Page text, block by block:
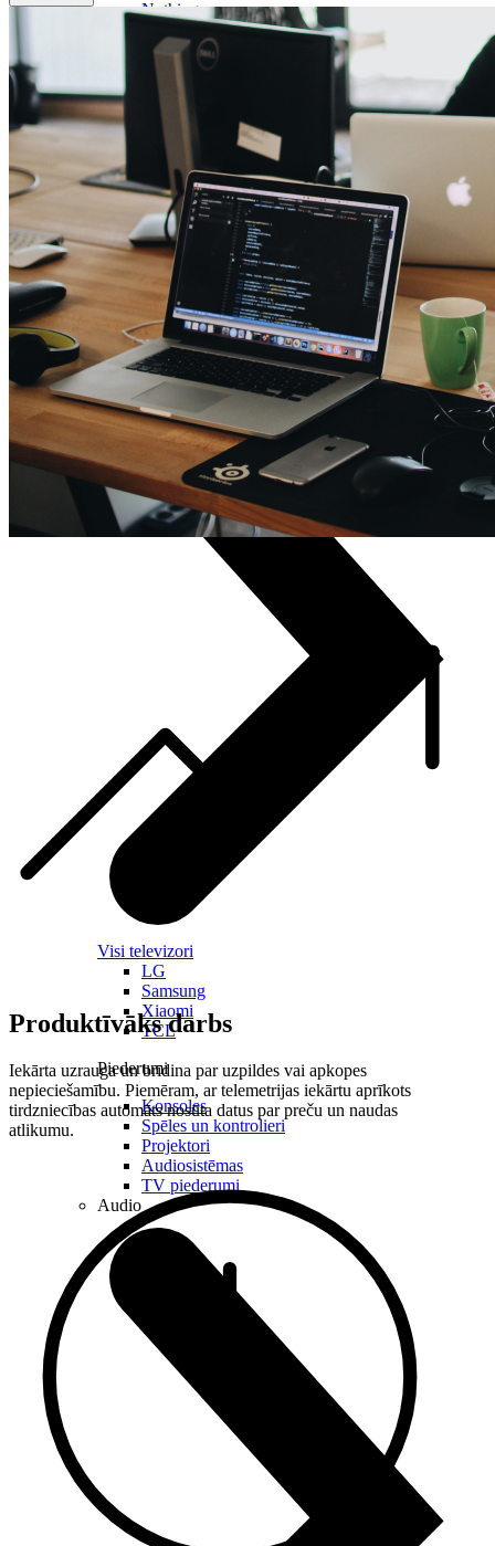
Nothing
Nokia
Doro
Piederumi
Vāciņi un maciņi
Aizsargstikli
Lādētāji un adapteri
Power banks
Austiņas
Brīvroku sistēmas
Irbuļi
Atmiņas kartes
Telefonu turētaji
Stabilizatori
Televizori
Visi televizori
LG
Samsung
Xiaomi
TCL
Piederumi
Konsoles
Spēles un kontrolieri
Projektori
Audiosistēmas
TV piederumi
Audio
Produktīvāks darbs
Iekārta uzrauga un brīdina par uzpildes vai apkopes
nepieciešamību. Piemēram, ar telemetrijas iekārtu aprīkots
tirdzniecības automāts nosūta datus par preču un naudas
atlikumu.